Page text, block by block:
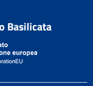
Basilicata